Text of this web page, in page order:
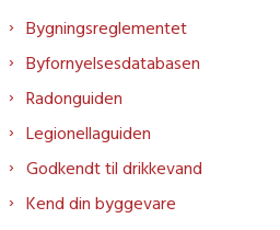
Bygningsreglementet
Byfornyelsesdatabasen
Radonguiden
Legionellaguiden
Godkendt til drikkevand
Kend din byggevare